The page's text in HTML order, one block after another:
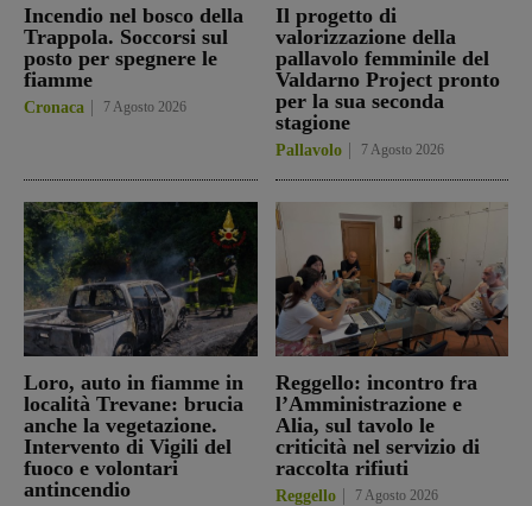
Incendio nel bosco della
Trappola. Soccorsi sul
posto per spegnere le
fiamme
Cronaca 7 Agosto 2026
Il progetto di
valorizzazione della
pallavolo femminile del
Valdarno Project pronto
per la sua seconda
stagione
Pallavolo 7 Agosto 2026
Loro, auto in fiamme in
località Trevane: brucia
anche la vegetazione.
Intervento di Vigili del
fuoco e volontari
antincendio
Reggello: incontro fra
l’Amministrazione e
Alia, sul tavolo le
criticità nel servizio di
raccolta rifiuti
Reggello 7 Agosto 2026